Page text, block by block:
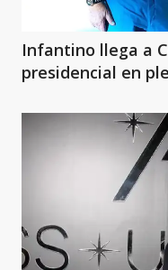
Infantino llega a
presidencial en